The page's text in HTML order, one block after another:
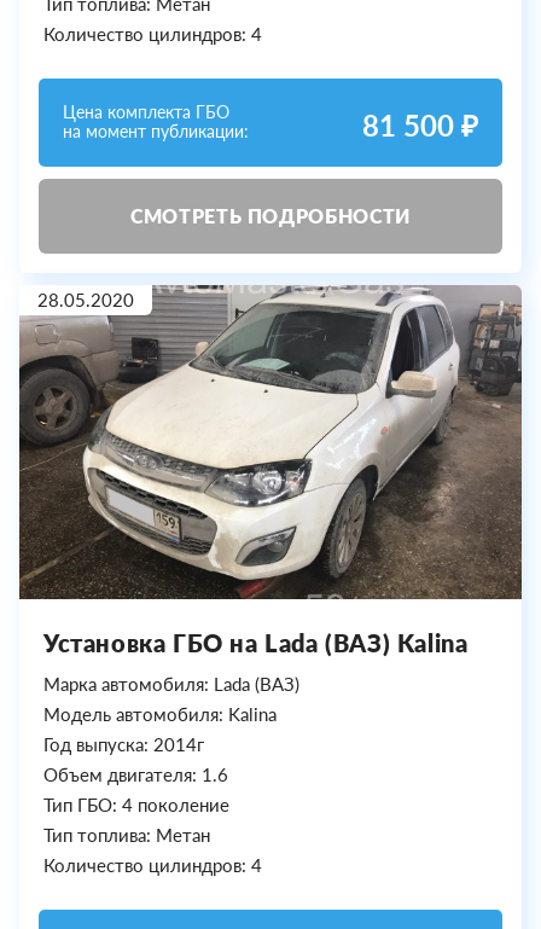
Количество цилиндров: 4
Цена комплекта ГБО
на момент публикации:
81 500 ₽
СМОТРЕТЬ ПОДРОБНОСТИ
28.05.2020
Установка ГБО на Lada (ВАЗ) Kalina
Марка автомобиля: Lada (ВАЗ)
Модель автомобиля: Kalina
Год выпуска: 2014г
Объем двигателя: 1.6
Тип ГБО: 4 поколение
Тип топлива: Метан
Количество цилиндров: 4